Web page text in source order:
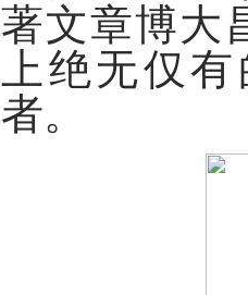
著文章博大
上绝无仅
者。